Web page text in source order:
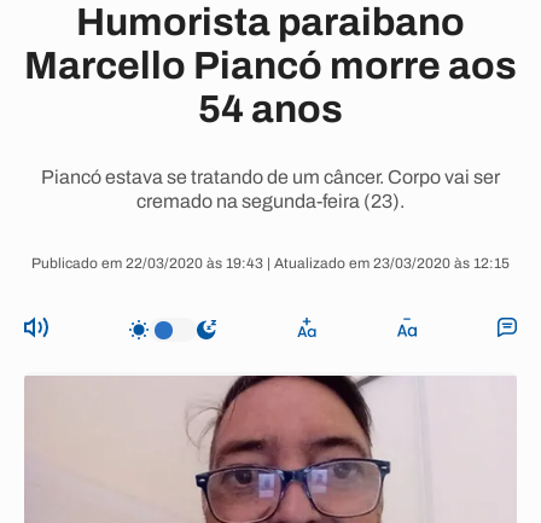
Humorista paraibano
Marcello Piancó morre aos
54 anos
Piancó estava se tratando de um câncer. Corpo vai ser
cremado na segunda-feira (23).
Publicado em 22/03/2020 às 19:43 | Atualizado em 23/03/2020 às 12:15